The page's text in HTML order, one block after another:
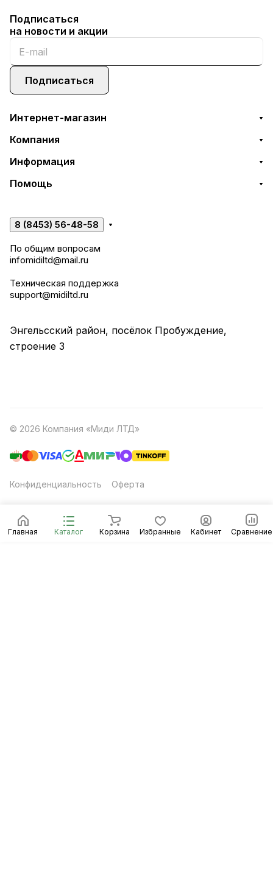
Главная Каталог Корзина Избранные Кабинет Сравнение
Подписаться
на новости и акции
Подписаться
Интернет-магазин
Компания
Информация
Помощь
8 (8453) 56-48-58
По общим вопросам
infomidiltd@mail.ru
Техническая поддержка
support@midiltd.ru
Энгельсский район, посёлок Пробуждение,
строение 3
© 2026 Компания «Миди ЛТД»
Конфиденциальность Оферта